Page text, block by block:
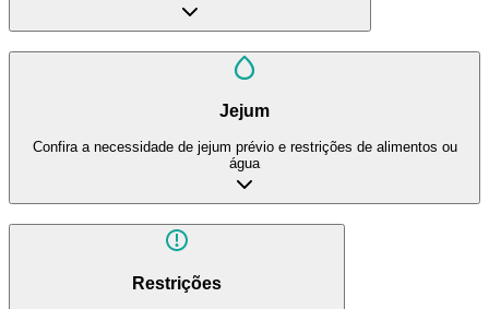
Jejum
Confira a necessidade de jejum prévio e restrições de alimentos ou
água
Restrições